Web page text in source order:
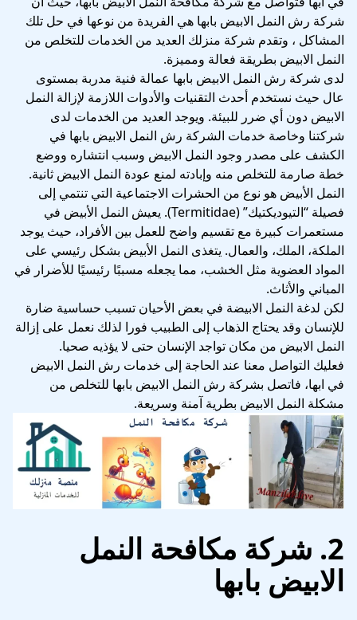
شركة رش النمل الابيض بابها هي الفريدة من نوعها في حل تلك
المشاكل ، وتقدم شركة منزلك العديد من الخدمات للتخلص من
النمل الابيض بطريقة فعالة ومميزة.
لدى شركة رش النمل الابيض بابها عمالة فنية مدربة بمستوى
عال حيث نستخدم أحدث التقنيات والأدوات اللازمة لإزالة النمل
الابيض دون أي ضرر للبيئة. ويوجد العديد من الخدمات لدى
شركتنا وخاصة خدمات الشركة رش النمل الابيض بابها في
الكشف على مصدر وجود النمل الابيض وسبب انتشاره ووضع
خطة صارمة للتخلص منه وإبادته لمنع عودة النمل الابيض ثانية.
النمل الأبيض هو نوع من الحشرات الاجتماعية التي تنتمي إلى
فصيلة “التيوديكتيك” (Termitidae). يعيش النمل الأبيض في
مستعمرات كبيرة مع تقسيم واضح للعمل بين الأفراد، حيث يوجد
الملكة، الملك، والعمال. يتغذى النمل الأبيض بشكل رئيسي على
المواد العضوية مثل الخشب، مما يجعله مسببًا رئيسيًا للأضرار في
المباني والأثاث.
لكن لدغة النمل الابيضة في بعض الأحيان تسبب حساسية ضارة
للإنسان وقد يحتاج الذهاب إلى الطبيب فورا لذلك نعمل على إزالة
النمل الابيض من مكان تواجد الإنسان حتى لا يؤذيه صحيا.
فعليك التواصل معنا عند الحاجة إلى خدمات رش النمل الابيض
في ابها، فاتصل بشركة رش النمل الابيض بابها للتخلص من
مشكلة النمل الابيض بطرية آمنة وسريعة.
2. شركة مكافحة النمل
الابيض بابها